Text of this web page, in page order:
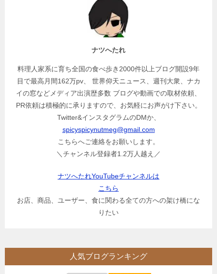
ナツへたれ
料理人家系に育ち全国の食べ歩き2000件以上ブログ開設9年
目で最高月間162万pv、 世界仰天ニュース、週刊大衆、ナカ
イの窓などメディア出演歴多数 ブログや動画での取材依頼、
PR依頼は積極的に承りますので、お気軽にお声がけ下さい。
Twitter&インスタグラムのDMか、
spicyspicynutmeg@gmail.com
こちらへご連絡をお願いします。
＼チャンネル登録者1.2万人越え／
ナツへたれYouTubeチャンネルは
こちら
お店、商品、ユーザー、食に関わる全ての方への架け橋にな
りたい
人気ブログランキング